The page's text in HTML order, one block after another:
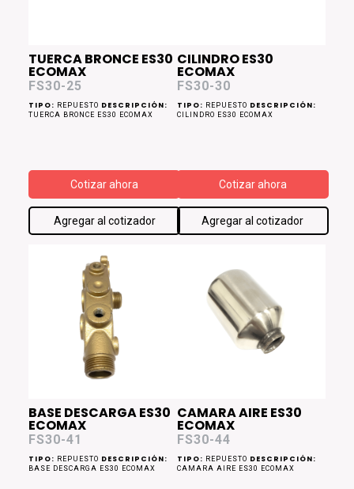
TUERCA BRONCE ES30
ECOMAX
FS30-25
TIPO: REPUESTO DESCRIPCIÓN:
TUERCA BRONCE ES30 ECOMAX
Cotizar ahora
Agregar al cotizador
CILINDRO ES30
ECOMAX
FS30-30
TIPO: REPUESTO DESCRIPCIÓN:
CILINDRO ES30 ECOMAX
Cotizar ahora
Agregar al cotizador
BASE DESCARGA ES30
ECOMAX
FS30-41
TIPO: REPUESTO DESCRIPCIÓN:
BASE DESCARGA ES30 ECOMAX
CAMARA AIRE ES30
ECOMAX
FS30-44
TIPO: REPUESTO DESCRIPCIÓN:
CAMARA AIRE ES30 ECOMAX